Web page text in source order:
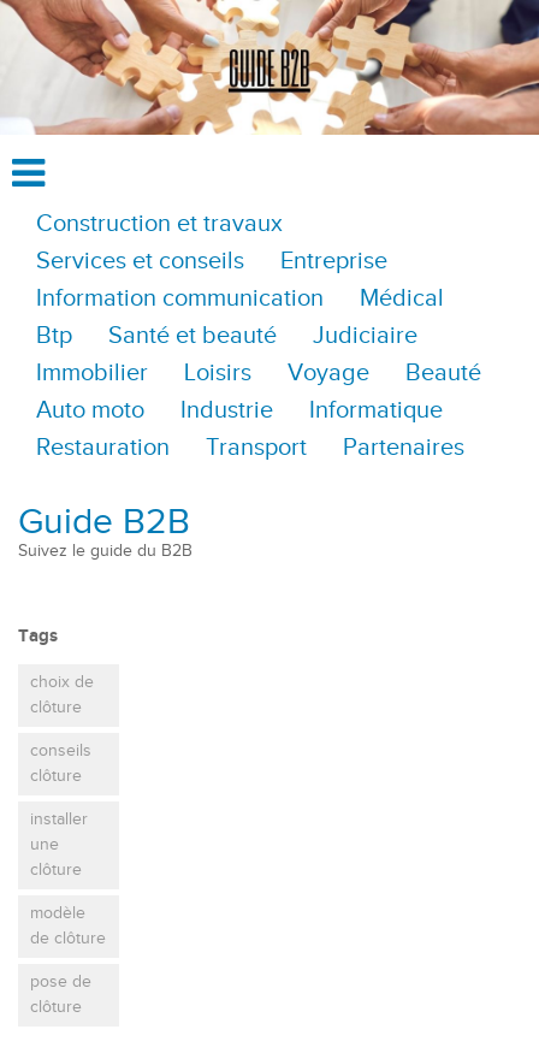
Construction et travaux
Services et conseils
Entreprise
Information communication
Médical
Btp
Santé et beauté
Judiciaire
Immobilier
Loisirs Voyage
Beauté
Auto moto
Industrie
Informatique
Restauration
Transport Partenaires
Guide B2B
Suivez le guide du B2B
Tags
choix de
clôture
conseils
clôture
installer
une
clôture
modèle
de clôture
pose de
clôture